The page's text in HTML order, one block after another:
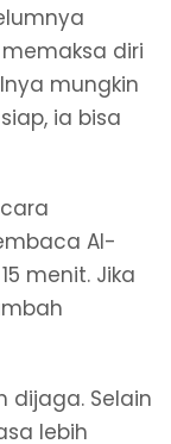
diri
mungkin
ia bisa
Al-
menit. Jika
dijaga. Selain
lebih